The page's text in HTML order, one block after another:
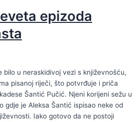
epizoda
bilo u neraskidivoj vezi s književnošću,
pisanoj riječi, što potvrđuje i priča
Šantić Pučić. Njeni korijeni sežu u
gdje je Aleksa Šantić ispisao neke od
Iako gotovo da ne postoji